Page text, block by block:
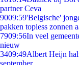
partner Ceva
9009:59'Belgische'
pakken topless zonnen
7909:56In veel
nieuw
3409:49Albert Heijn
september